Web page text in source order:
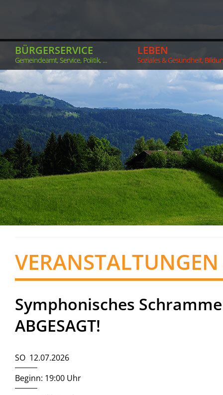
BÜRGERSERVICE
Gemeindeamt, Service, Politik, ...
LEBEN
Soziales & Gesundheit,
VERANSTALTUNGEN
Symphonisches
ABGESAGT!
SO 12.07.2026
Beginn: 19:00 Uhr